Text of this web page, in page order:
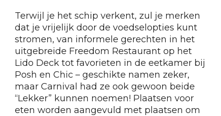
Terwijl je het schip verkent, zul je merken
dat je vrijelijk door de voedselopties kunt
stromen, van informele gerechten in het
uitgebreide Freedom Restaurant op het
Lido Deck tot favorieten in de eetkamer bij
Posh en Chic – geschikte namen zeker,
maar Carnival had ze ook gewoon beide
“Lekker” kunnen noemen! Plaatsen voor
eten worden aangevuld met plaatsen om